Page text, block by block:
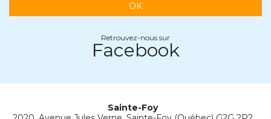
OK
Retrouvez-nous sur
Facebook
Sainte-Foy